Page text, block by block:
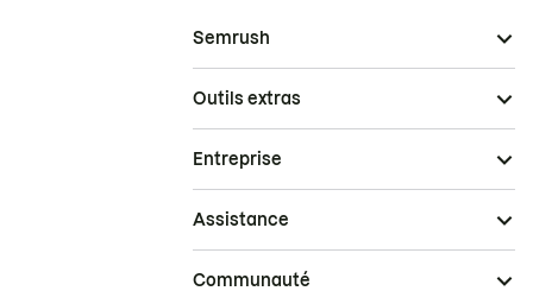
Semrush
Outils extras
Entreprise
Assistance
Communauté